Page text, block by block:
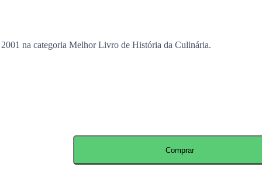
na categoria Melhor Livro de História da Culinária.
Comprar